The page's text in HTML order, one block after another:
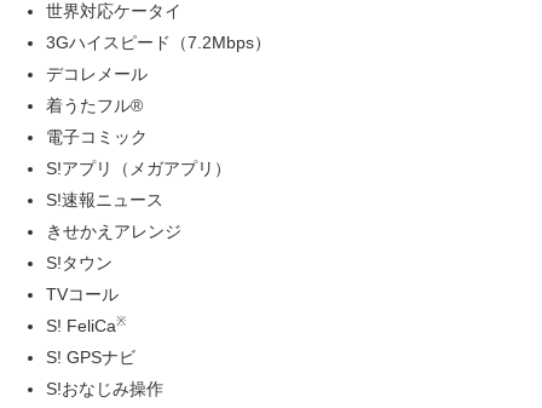
世界対応ケータイ
3Gハイスピード（7.2Mbps）
デコレメール
着うたフル®
電子コミック
S!アプリ（メガアプリ）
S!速報ニュース
きせかえアレンジ
S!タウン
TVコール
S! FeliCa※
S! GPSナビ
S!おなじみ操作